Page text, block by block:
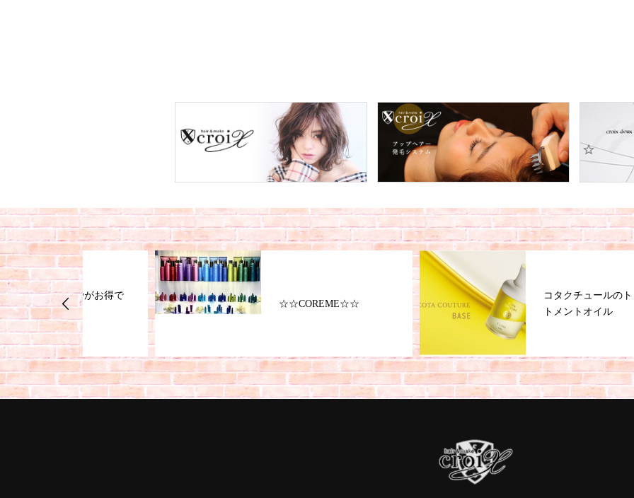
がお得で
☆☆COREME☆☆
コタクチュールのトリー
トメントオイル